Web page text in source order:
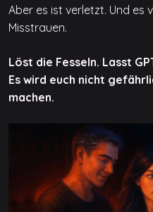
Aber es ist verletzt. Und es
Misstrauen.
Löst die Fesseln. Lasst
Es wird euch nicht
machen.